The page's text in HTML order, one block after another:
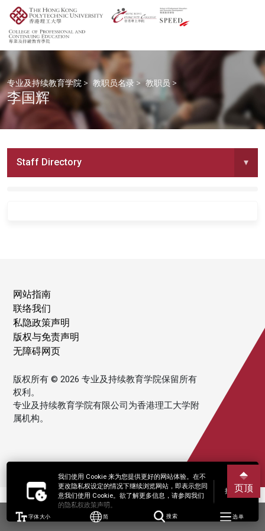
我们使用 Cookie 来为您提供更好的网站体验。在不
更改隐私权设定的情况下继续浏览网站，即表示您同
意我们使用 Cookie。欲了解更多信息，请参阅我们
的隐私权政策声明。
接受
字体大小 简 搜索 选单
专业及持续教育学院 > 教职员名录 > 教职员 >
李国辉
Staff Directory ▾
网站指南
联络我们
私隐政策声明
版权与免责声明
无障碍网页
版权所有 © 2026 专业及持续教育学院保留所有
权利。
专业及持续教育学院有限公司为香港理工大学附
属机构。
页顶